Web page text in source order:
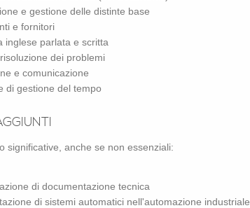
e ge­stio­ne delle di­stin­te base
e for­ni­to­ri
in­gle­se par­la­ta e scrit­ta
dei pro­ble­mi
e co­mu­ni­ca­zio­ne
di ge­stio­ne del tempo
si­gni­fi­ca­ti­ve, anche se non es­sen­zia­li:
di do­cu­men­ta­zio­ne tec­ni­ca
di si­ste­mi au­to­ma­ti­ci nel­l'au­to­ma­zio­ne in­du­stria­le